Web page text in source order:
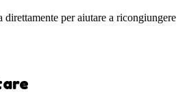
per aiutare a ricongiungere